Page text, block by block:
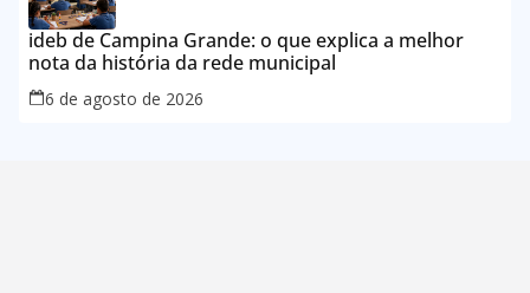
ideb de Campina Grande: o que explica a melhor
nota da história da rede municipal
6 de agosto de 2026